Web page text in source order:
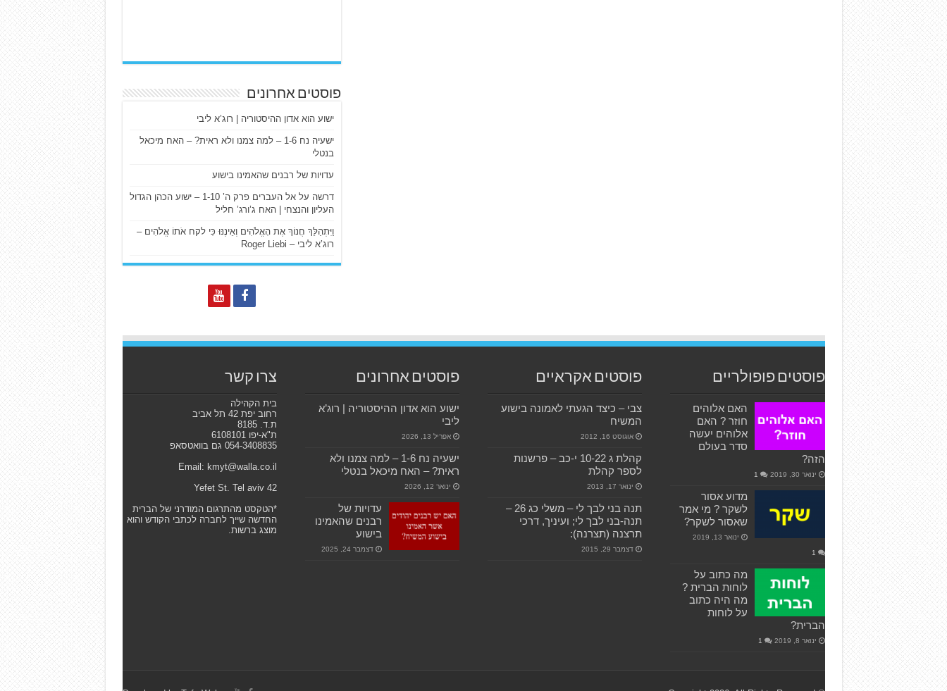
פוסטים אחרונים
ישוע הוא אדון ההיסטוריה | רוג’א ליבי
ישעיה נח 1-6 – למה צמנו ולא ראית? – האח מיכאל
בנטלי
עדויות של רבנים שהאמינו בישוע
דרשה על אל העברים פרק ה’ 1-10 – ישוע הכהן הגדול
העליון והנצחי | האח ג’ורג’ חליל
וַיִּתְהַלֵּךְ חֲנוֹךְ אֶת הָאֱלֹהִים וְאֵינֶנּוּ כִּי לקח אֹתוֹ אֱלֹהִים –
רוג’א ליבי – Roger Liebi
פוסטים פופולריים
האם אלוהים
חוזר ? האם
אלוהים יעשה
סדר בעולם
הזה?
ינואר 30, 2019 1
מדוע אסור
לשקר ? מי אמר
שאסור לשקר?
ינואר 13, 2019
1
מה כתוב על
לוחות הברית ?
מה היה כתוב
על לוחות
הברית?
ינואר 8, 2019 1
פוסטים אקראיים
צבי – כיצד הגעתי לאמונה בישוע
המשיח
אוגוסט 16, 2012
קהלת ג 10-22 י-כב – פרשנות
לספר קהלת
ינואר 17, 2013
תנה בני לבך לי – משלי כג 26 –
תנה-בני לבך לי; ועיניך, דרכי
תרצנה (תצרנה):
דצמבר 29, 2015
פוסטים אחרונים
ישוע הוא אדון ההיסטוריה | רוג’א
ליבי
אפריל 13, 2026
ישעיה נח 1-6 – למה צמנו ולא
ראית? – האח מיכאל בנטלי
ינואר 12, 2026
עדויות של
רבנים שהאמינו
בישוע
דצמבר 24, 2025
צרו קשר
בית הקהילה
רחוב יפת 42 תל אביב
ת.ד. 8185
ת"א-יפו 6108101
054-3408835 גם בוואטסאפ
Email: kmyt@walla.co.il
42 Yefet St. Tel aviv
*הטקסט מהתרגום המודרני של הברית
החדשה שייך לחברה לכתבי הקודש והוא
מוצג ברשות.